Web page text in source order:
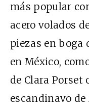
más popular
acero volados
piezas en boga
en México,
de Clara
escandinavo